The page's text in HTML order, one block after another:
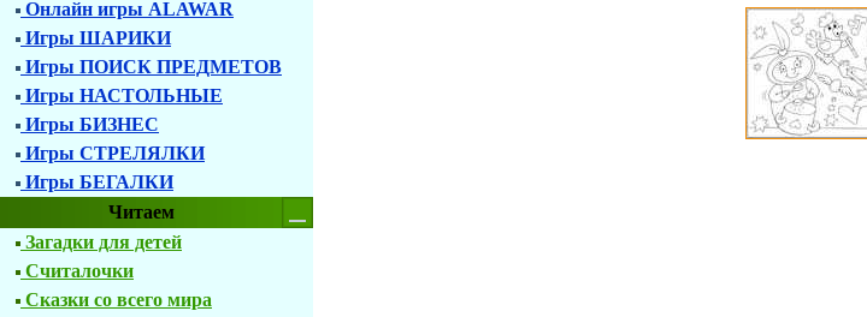
Онлайн игры ALAWAR
Игры ШАРИКИ
Игры ПОИСК ПРЕДМЕТОВ
Игры НАСТОЛЬНЫЕ
Игры БИЗНЕС
Игры СТРЕЛЯЛКИ
Игры БЕГАЛКИ
Читаем
Загадки для детей
Считалочки
Сказки со всего мира